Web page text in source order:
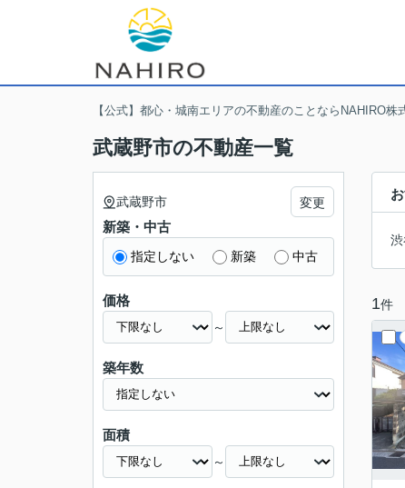
【公式】都心・城南エリアの不動産のことならNAHIRO株
武蔵野市の不動産一覧
1件
武蔵野市 変更
新築・中古
指定しない 新築 中古
価格
～
築年数
面積
～